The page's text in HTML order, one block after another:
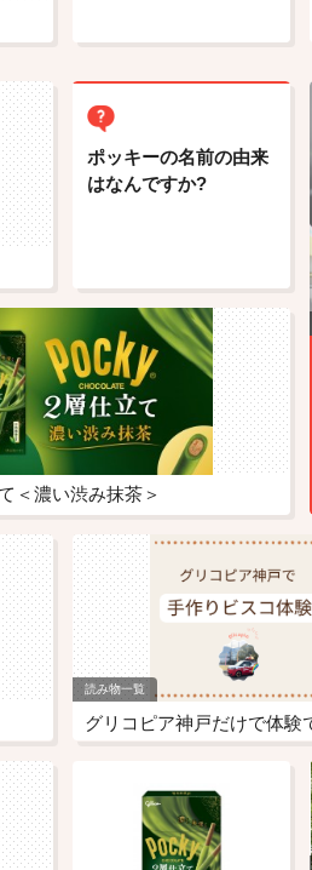
ポッキーの名前の由来
はなんですか?
＜濃い渋み抹茶＞
読み物一覧